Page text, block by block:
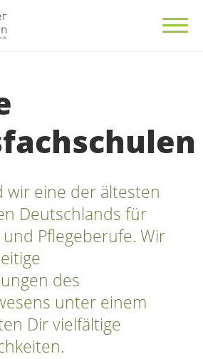
wir eine der ältesten
Deutschlands für
Pflegeberufe. Wir
des
unter einem
Dir vielfältige